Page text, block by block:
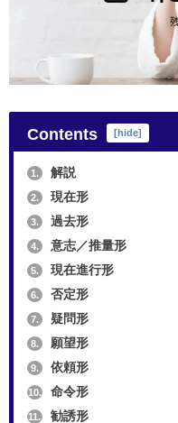
Contents [hide]
1. 解説
2. 現在形
3. 過去形
4. 意志／推量形
5. 現在進行形
6. 否定形
7. 疑問形
8. 願望形
9. 依頼形
10. 命令形
11. 勧誘形